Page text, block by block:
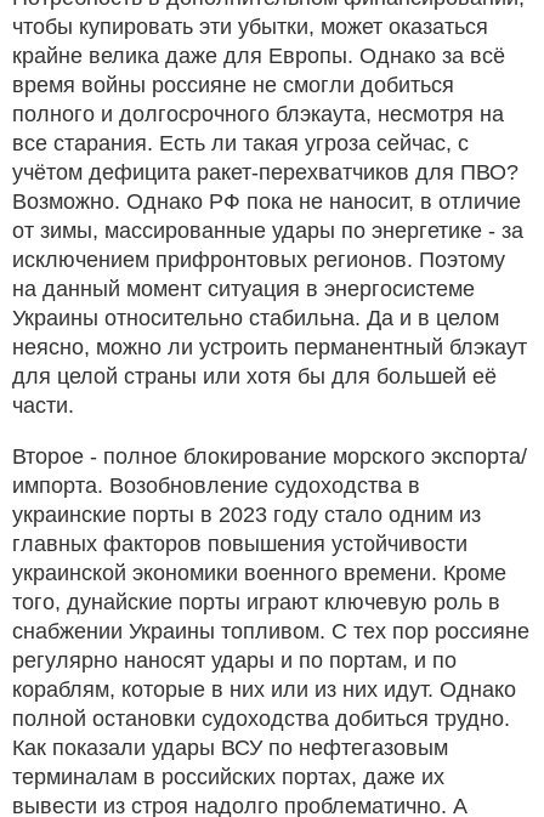
чтобы купировать эти убытки, может оказаться
крайне велика даже для Европы. Однако за всё
время войны россияне не смогли добиться
полного и долгосрочного блэкаута, несмотря на
все старания. Есть ли такая угроза сейчас, с
учётом дефицита ракет-перехватчиков для ПВО?
Возможно. Однако РФ пока не наносит, в отличие
от зимы, массированные удары по энергетике - за
исключением прифронтовых регионов. Поэтому
на данный момент ситуация в энергосистеме
Украины относительно стабильна. Да и в целом
неясно, можно ли устроить перманентный блэкаут
для целой страны или хотя бы для большей её
части.
Второе - полное блокирование морского экспорта/
импорта. Возобновление судоходства в
украинские порты в 2023 году стало одним из
главных факторов повышения устойчивости
украинской экономики военного времени. Кроме
того, дунайские порты играют ключевую роль в
снабжении Украины топливом. С тех пор россияне
регулярно наносят удары и по портам, и по
кораблям, которые в них или из них идут. Однако
полной остановки судоходства добиться трудно.
Как показали удары ВСУ по нефтегазовым
терминалам в российских портах, даже их
вывести из строя надолго проблематично. А